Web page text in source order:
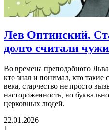
Лев Оптинский.
долго считали
Во времена преподобного
кто знал и понимал, кто такие
века, старчество не просто
настороженность, но
церковных людей.
22.01.2026